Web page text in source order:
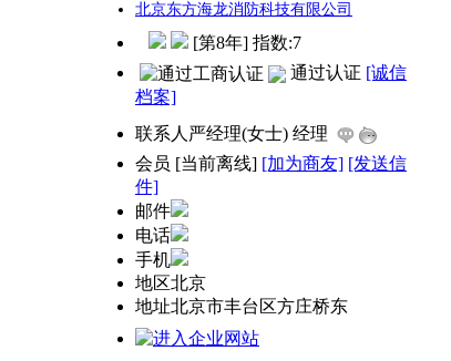
北京东方海龙消防科技有限公司
[第8年] 指数:7
通过认证 [诚信
档案]
联系人 严经理(女士) 经理
会员 [当前离线] [加为商友] [发送信
件]
邮件
电话
手机
地区北京
地址北京市丰台区方庄桥东